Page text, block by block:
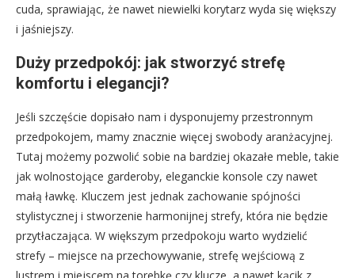
cuda, sprawiając, że nawet niewielki korytarz wyda się większy
i jaśniejszy.
Duży przedpokój: jak stworzyć strefę
komfortu i elegancji?
Jeśli szczęście dopisało nam i dysponujemy przestronnym
przedpokojem, mamy znacznie więcej swobody aranżacyjnej.
Tutaj możemy pozwolić sobie na bardziej okazałe meble, takie
jak wolnostojące garderoby, eleganckie konsole czy nawet
małą ławkę. Kluczem jest jednak zachowanie spójności
stylistycznej i stworzenie harmonijnej strefy, która nie będzie
przytłaczająca. W większym przedpokoju warto wydzielić
strefy – miejsce na przechowywanie, strefę wejściową z